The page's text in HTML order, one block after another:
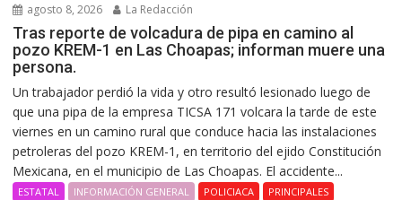
agosto 8, 2026 La Redacción
Tras reporte de volcadura de pipa en camino al
pozo KREM-1 en Las Choapas; informan muere una
persona.
Un trabajador perdió la vida y otro resultó lesionado luego de
que una pipa de la empresa TICSA 171 volcara la tarde de este
viernes en un camino rural que conduce hacia las instalaciones
petroleras del pozo KREM-1, en territorio del ejido Constitución
Mexicana, en el municipio de Las Choapas. El accidente...
ESTATAL INFORMACIÓN GENERAL POLICIACA PRINCIPALES